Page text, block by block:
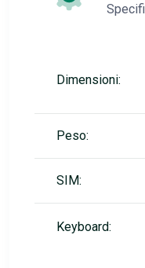
Dimensioni:
Peso:
SIM:
Keyboard: